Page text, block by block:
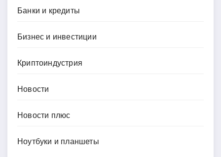
Банки и кредиты
Бизнес и инвестиции
Криптоиндустрия
Новости
Новости плюс
Ноутбуки и планшеты